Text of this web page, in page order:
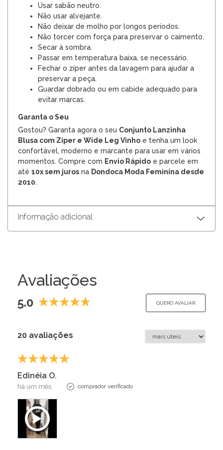
Usar sabão neutro.
Não usar alvejante.
Não deixar de molho por longos períodos.
Não torcer com força para preservar o caimento.
Secar à sombra.
Passar em temperatura baixa, se necessário.
Fechar o zíper antes da lavagem para ajudar a
preservar a peça.
Guardar dobrado ou em cabide adequado para
evitar marcas.
Garanta o Seu
Gostou? Garanta agora o seu Conjunto Lanzinha
Blusa com Zíper e Wide Leg Vinho e tenha um look
confortável, moderno e marcante para usar em vários
momentos. Compre com Envio Rápido e parcele em
até 10x sem juros na Dondoca Moda Feminina desde
2010.
Informação adicional
Avaliações
5.0 QUERO AVALIAR
20 avaliações
Edinéia O.
há um mês comprador verificado